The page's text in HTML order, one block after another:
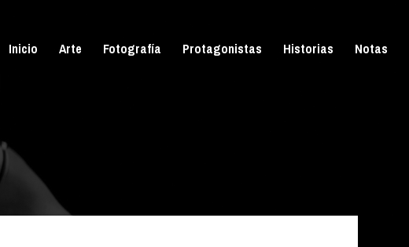
Inicio Arte Fotografía Protagonistas Historias Notas